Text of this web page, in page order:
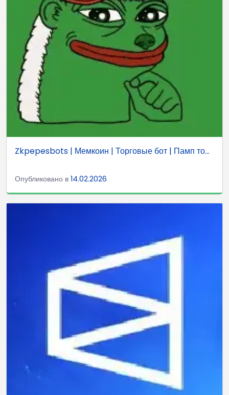
Zkpepesbots | Мемкоин | Торговые бот | Памп то...
Опубликовано в 14.02.2026